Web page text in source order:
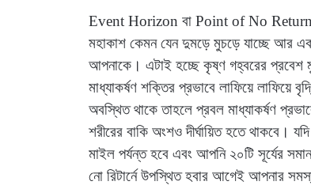
Event Horizon বা Point of No Returnএ
মহাকাশ কেমন যেন দুমড়ে মুচড়ে যাচ্ছে আর
আপনাকে। এটাই হচ্ছে কৃষ্ণ গহ্বরের
মাধ্যাকর্ষণ শক্তির প্রভাবে লাফিয়ে লাফিয়ে
অবস্থিত থাকে তাহলে প্রবল মাধ্যাকর্ষণ
শরীরের বাকি অংশও দীর্ঘায়িত হতে থাকবে।
মাইল পর্যন্ত হবে এবং আপনি ২০টি সূর্যের
নো রিটার্নে উপস্থিত হবার আগেই আপনার